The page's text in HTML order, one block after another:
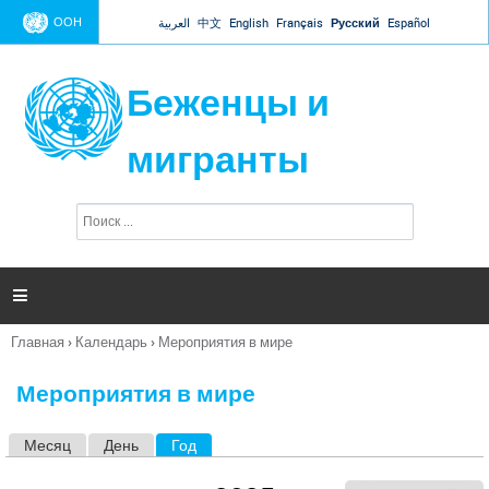
Jump to navigation
ООН العربية 中文 English Français Русский Español
Беженцы и
мигранты
п
и

Вы
Главная › Календарь › Мероприятия в мире
Мероприятия в мире
Месяц День Год